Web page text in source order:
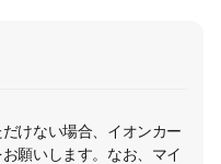
けない場合、イオンカー
願いします。なお、マイ